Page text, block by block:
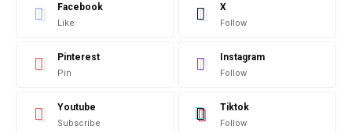
Facebook
Like
X
Follow
Pinterest
Pin
Instagram
Follow
Youtube
Subscribe
Tiktok
Follow